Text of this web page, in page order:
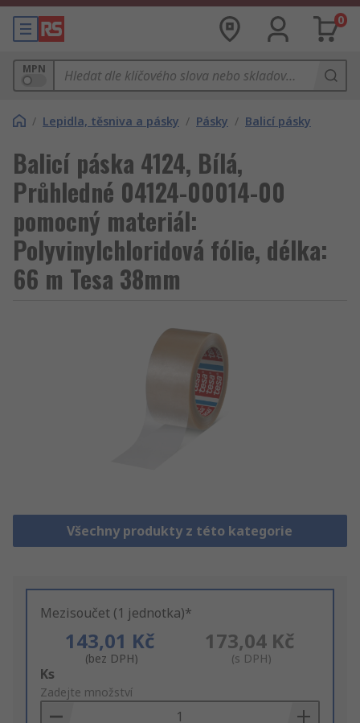
0
MPN
/ Lepidla, těsniva a pásky / Pásky / Balicí pásky
Balicí páska 4124, Bílá,
Průhledné 04124-00014-00
pomocný materiál:
Polyvinylchloridová fólie, délka:
66 m Tesa 38mm
Všechny produkty z této kategorie
Mezisoučet (1 jednotka)*
143,01 Kč
(bez DPH)
173,04 Kč
(s DPH)
Add
to
Basket
Ks
Zadejte množství